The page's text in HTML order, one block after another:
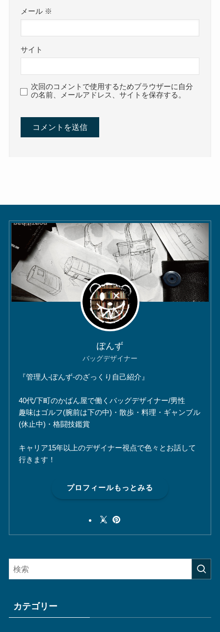
メール ※
サイト
次回のコメントで使用するためブラウザーに自分
の名前、メールアドレス、サイトを保存する。
ぽんず
バッグデザイナー
『管理人-ぽんず-のざっくり自己紹介』
40代/下町のかばん屋で働くバッグデザイナー/男性
趣味はゴルフ(腕前は下の中)・散歩・料理・ギャンブル
(休止中)・格闘技鑑賞
キャリア15年以上のデザイナー視点で色々とお話して
行きます！
プロフィールもっとみる
カテゴリー